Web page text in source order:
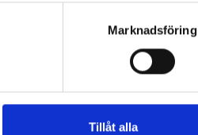
Marknadsföring
Tillåt alla